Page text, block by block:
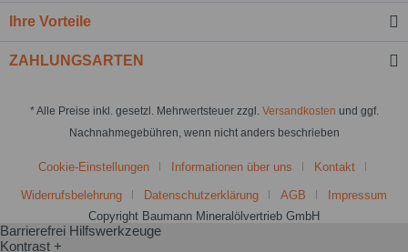
Ihre Vorteile
ZAHLUNGSARTEN
* Alle Preise inkl. gesetzl. Mehrwertsteuer zzgl. Versandkosten und ggf.
Nachnahmegebühren, wenn nicht anders beschrieben
Cookie-Einstellungen Informationen über uns Kontakt
Widerrufsbelehrung Datenschutzerklärung AGB
Impressum
Copyright Baumann Mineralölvertrieb GmbH
Barrierefrei Hilfswerkzeuge
Kontrast +